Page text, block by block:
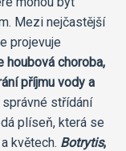
Mezi nejčastější
projevuje
houbová choroba,
příjmu vody a
střídání
plíseň, která se
květech. Botrytis,